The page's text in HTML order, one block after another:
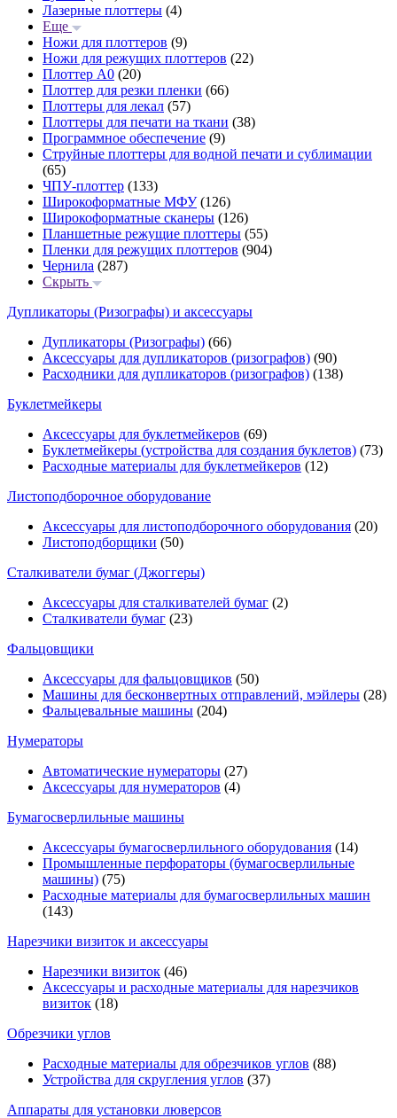
Лазерные плоттеры (4)
Еще
Ножи для плоттеров (9)
Ножи для режущих плоттеров (22)
Плоттер А0 (20)
Плоттер для резки пленки (66)
Плоттеры для лекал (57)
Плоттеры для печати на ткани (38)
Программное обеспечение (9)
Струйные плоттеры для водной печати и сублимации
(65)
ЧПУ-плоттер (133)
Широкоформатные МФУ(126)
Широкоформатные сканеры (126)
Планшетные режущие плоттеры (55)
Пленки для режущих плоттеров (904)
Чернила (287)
Скрыть
Дупликаторы (Ризографы) и аксессуары
Дупликаторы (Ризографы) (66)
Аксессуары для дупликаторов (ризографов) (90)
Расходники для дупликаторов (ризографов) (138)
Буклетмейкеры
Аксессуары для буклетмейкеров (69)
Буклетмейкеры (устройства для создания буклетов) (73)
Расходные материалы для буклетмейкеров (12)
Листоподборочное оборудование
Аксессуары для листоподборочного оборудования (20)
Листоподборщики (50)
Сталкиватели бумаг (Джоггеры)
Аксессуары для сталкивателей бумаг (2)
Сталкиватели бумаг (23)
Фальцовщики
Аксессуары для фальцовщиков (50)
Машины для бесконвертных отправлений, мэйлеры (28)
Фальцевальные машины (204)
Нумераторы
Автоматические нумераторы (27)
Аксессуары для нумераторов (4)
Бумагосверлильные машины
Аксессуары бумагосверлильного оборудования (14)
Промышленные перфораторы (бумагосверлильные
машины) (75)
Расходные материалы для бумагосверлильных машин
(143)
Нарезчики визиток и аксессуары
Нарезчики визиток (46)
Аксессуары и расходные материалы для нарезчиков
визиток (18)
Обрезчики углов
Расходные материалы для обрезчиков углов (88)
Устройства для скругления углов (37)
Аппараты для установки люверсов